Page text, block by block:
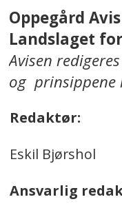
Oppegård
Landslaget
Avisen
og
Redaktør:
Eskil Bjørshol
Ansvarlig